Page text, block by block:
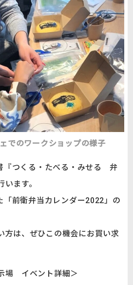
でのワークショップの様子
『つくる・たべる・みせる 弁
ます。
前衛弁当カレンダー2022」の
方は、ぜひこの機会にお買い求
場 イベント詳細＞